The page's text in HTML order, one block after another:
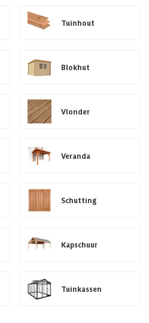
Tuinhout
Blokhut
Vlonder
Veranda
Schutting
Kapschuur
Tuinkassen